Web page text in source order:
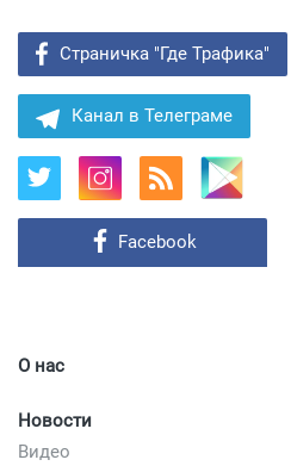
Страничка "Где Трафика"
Канал в Телеграме
О нас
Новости
Видео
Facebook